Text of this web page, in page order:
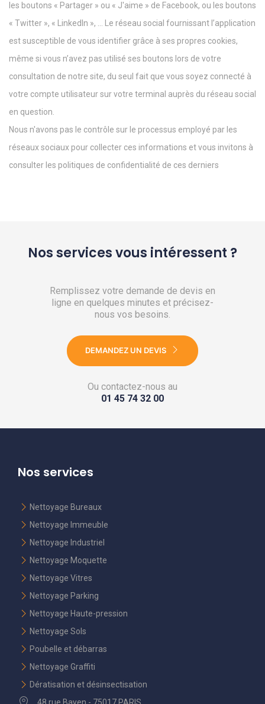
les boutons « Partager » ou « J'aime » de Facebook, ou les boutons
« Twitter », « LinkedIn », … Le réseau social fournissant l’application
est susceptible de vous identifier grâce à ses propres cookies,
même si vous n’avez pas utilisé ses boutons lors de votre
consultation de notre site, du seul fait que vous soyez connecté à
votre compte utilisateur sur votre terminal auprès du réseau social
en question.
Nous n'avons pas le contrôle sur le processus employé par les
réseaux sociaux pour collecter ces informations et vous invitons à
consulter les politiques de confidentialité de ces derniers
Nos services vous intéressent ?
Remplissez votre demande de devis en
ligne en quelques minutes et précisez-
nous vos besoins.
DEMANDEZ UN DEVIS
Ou contactez-nous au
Nos services
Nettoyage Bureaux
Nettoyage Immeuble
Nettoyage Industriel
Nettoyage Moquette
Nettoyage Vitres
Nettoyage Parking
Nettoyage Haute-pression
Nettoyage Sols
Poubelle et débarras
Nettoyage Graffiti
Dératisation et désinsectisation